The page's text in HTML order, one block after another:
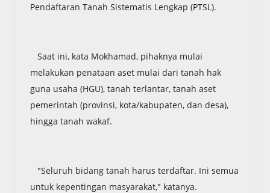
Pendaftaran Tanah Sistematis Lengkap (PTSL).
Saat ini, kata Mokhamad, pihaknya mulai
melakukan penataan aset mulai dari tanah hak
guna usaha (HGU), tanah terlantar, tanah aset
pemerintah (provinsi, kota/kabupaten, dan desa),
hingga tanah wakaf.
"Seluruh bidang tanah harus terdaftar. Ini semua
untuk kepentingan masyarakat," katanya.